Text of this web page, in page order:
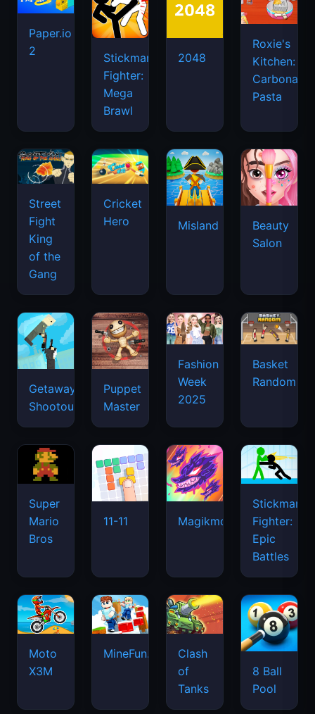
Paper.io
2
Stickman
Fighter:
Mega
Brawl
2048
Roxie's
Kitchen:
Carbonara
Pasta
Street
Fight
King
of the
Gang
Cricket
Hero
Misland
Beauty
Salon
Getaway
Shootout
Puppet
Master
Fashion
Week
2025
Basket
Random
Super
Mario
Bros
11-11 Magikmon
Stickman
Fighter:
Epic
Battles
Moto
X3M
MineFun.io
Clash
of
Tanks
8 Ball
Pool